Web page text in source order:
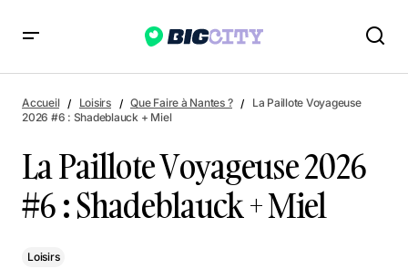
Accueil Loisirs Que Faire à Nantes ?
La Paillote Voyageuse
2026 #6 : Shadeblauck + Miel
La Paillote Voyageuse 2026
#6 : Shadeblauck + Miel
Loisirs